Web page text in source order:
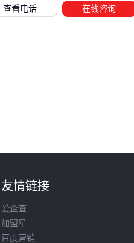
查看电话 在线咨询
友情链接
爱企查
加盟星
百度营销